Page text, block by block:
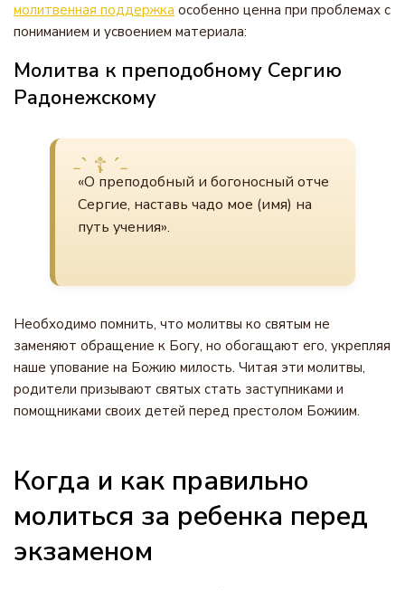
молитвенная поддержка особенно ценна при проблемах с
пониманием и усвоением материала:
Молитва к преподобному Сергию
Радонежскому
«О преподобный и богоносный отче
Сергие, наставь чадо мое (имя) на
путь учения».
Необходимо помнить, что молитвы ко святым не
заменяют обращение к Богу, но обогащают его, укрепляя
наше упование на Божию милость. Читая эти молитвы,
родители призывают святых стать заступниками и
помощниками своих детей перед престолом Божиим.
Когда и как правильно
молиться за ребенка перед
экзаменом